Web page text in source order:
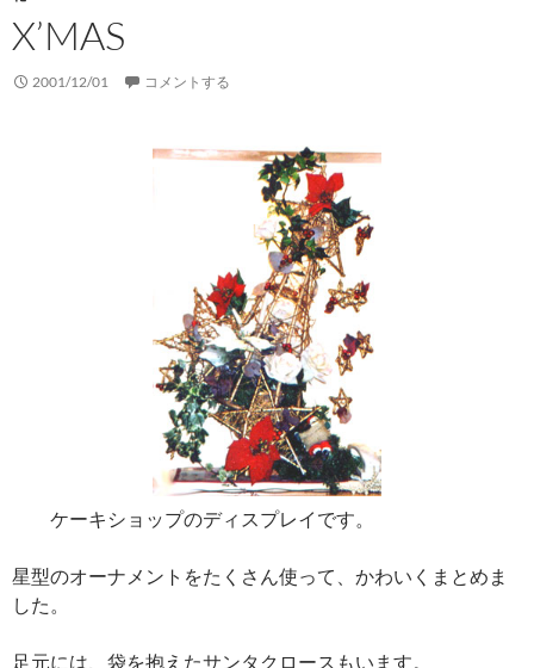
X’MAS
2001/12/01 コメントする
ケーキショップのディスプレイです。
星型のオーナメントをたくさん使って、かわいくまとめま
した。
足元には、袋を抱えたサンタクロースもいます。